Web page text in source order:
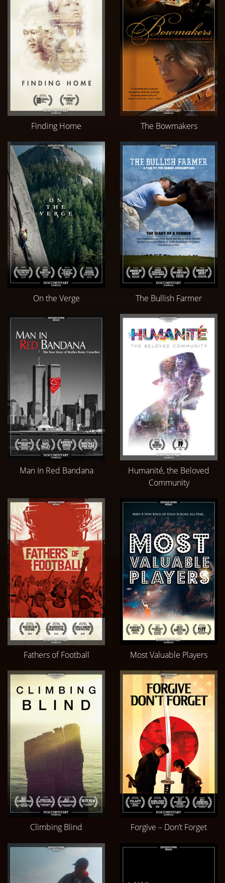
Finding Home The Bowmakers
On the Verge The Bullish Farmer
Man In Red Bandana
Humanité, the Beloved
Community
Fathers of Football Most Valuable Players
Climbing Blind Forgive – Don’t Forget